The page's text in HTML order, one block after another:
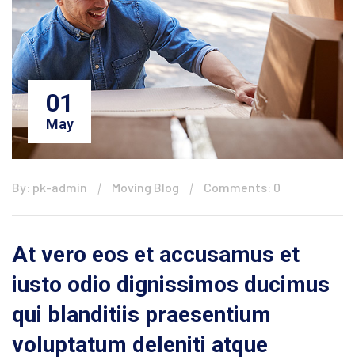
01
May
By: pk-admin Moving Blog Comments: 0
At vero eos et accusamus et
iusto odio dignissimos ducimus
qui blanditiis praesentium
voluptatum deleniti atque